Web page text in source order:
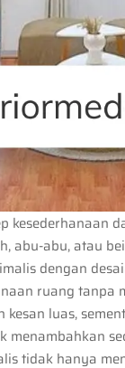
kesederhanaan
abu-abu, atau
dengan
ruang tanpa
luas,
tidak hanya